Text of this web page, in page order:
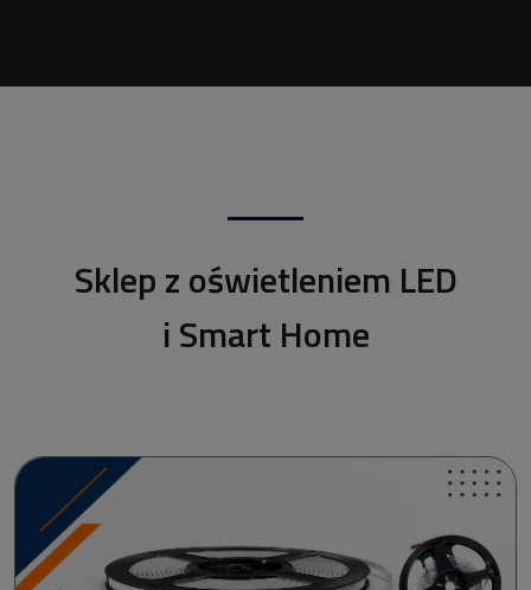
Sklep z oświetleniem LED
i Smart Home